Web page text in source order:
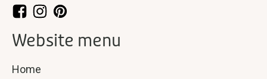
Website menu
Home